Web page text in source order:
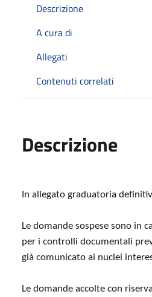
Descrizione
A cura di
Allegati
Contenuti correlati
Descrizione
In allegato graduatoria
Le domande sospese sono in
per i controlli documentali
già comunicato ai nuclei
Le domande accolte con